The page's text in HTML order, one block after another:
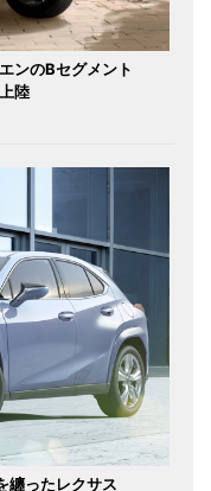
ンのBセグメント
陸
纏ったレクサス